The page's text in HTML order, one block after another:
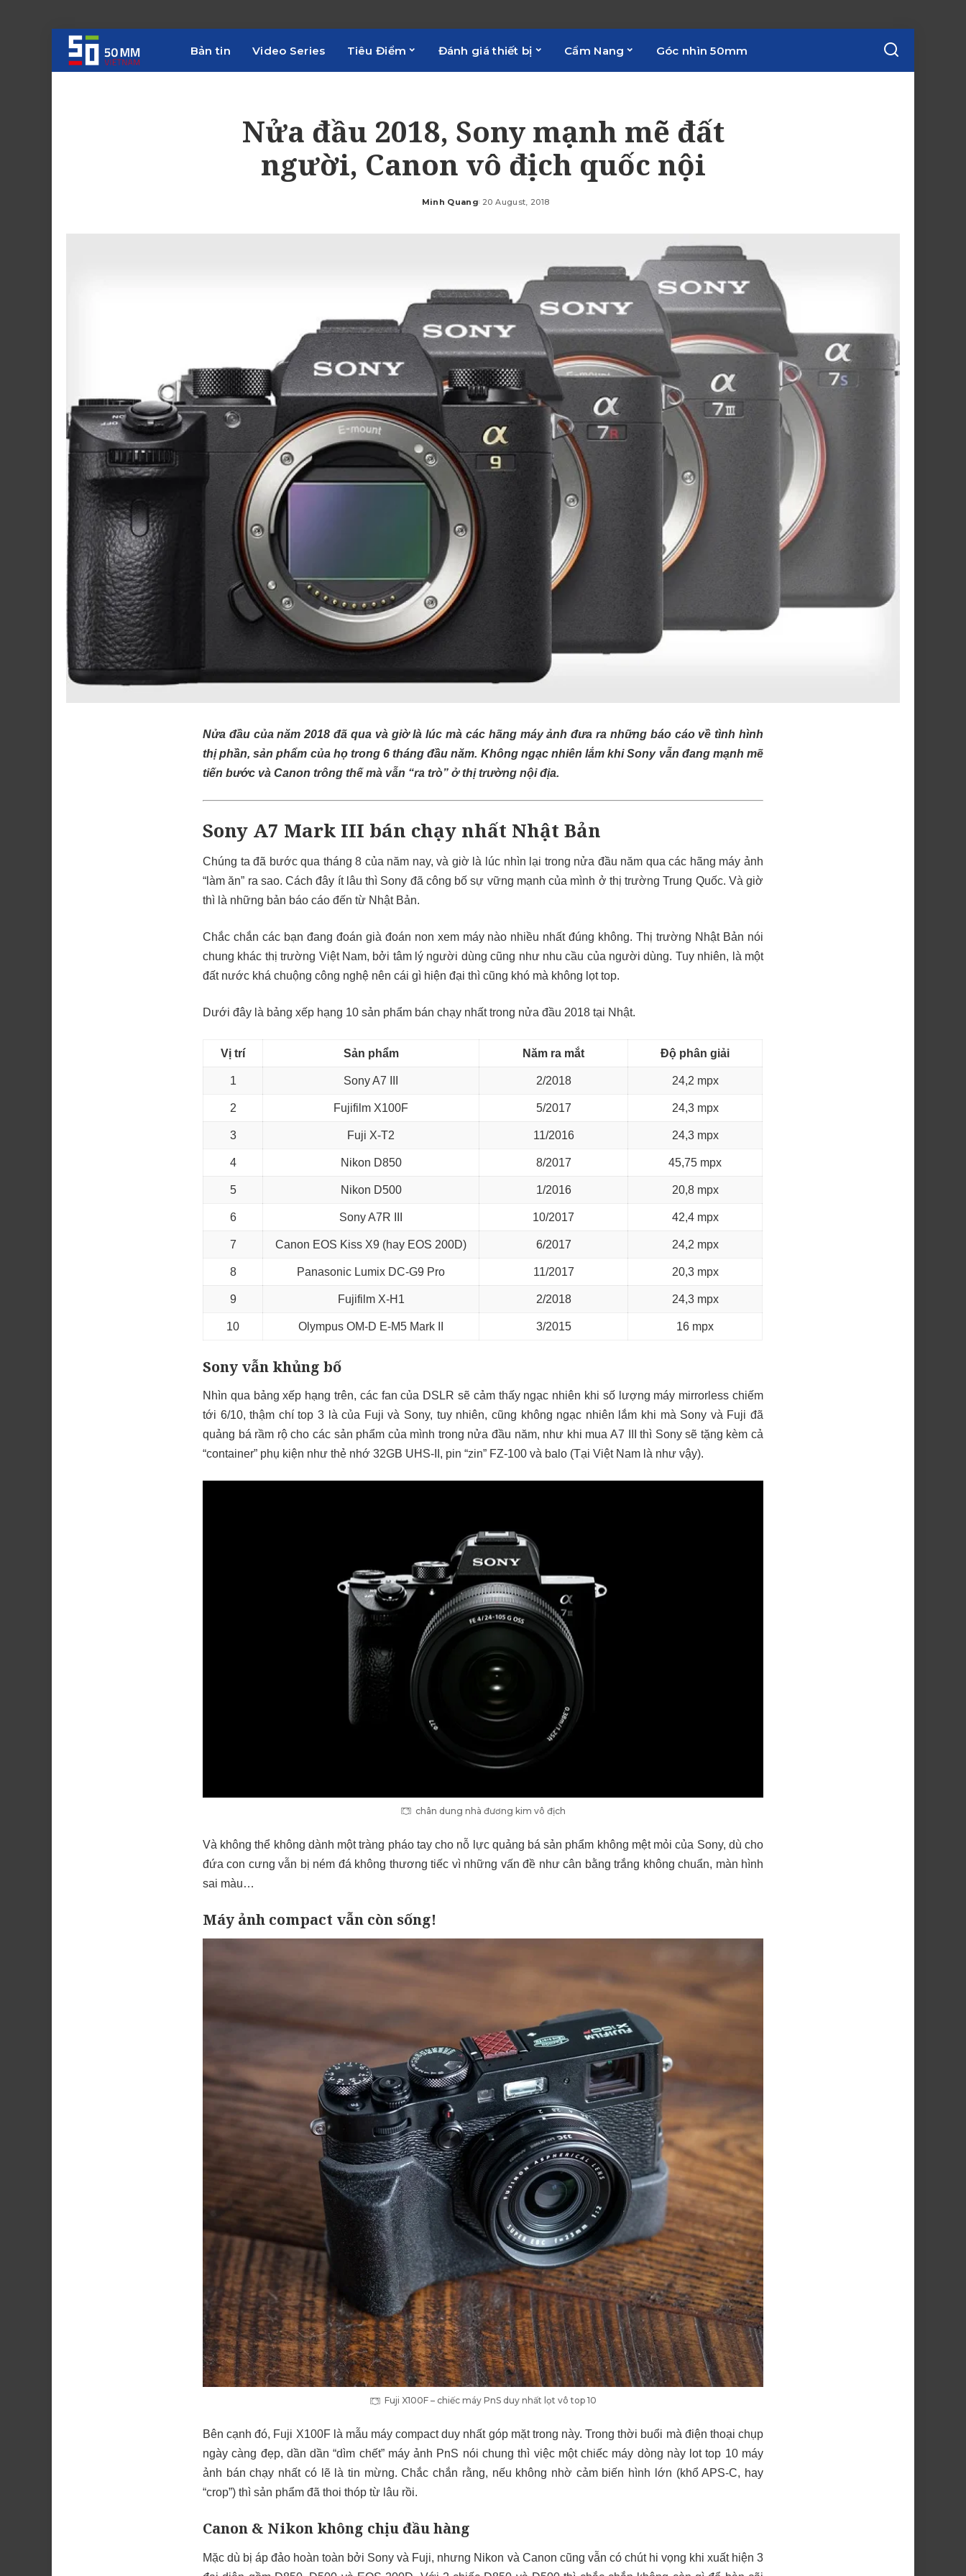
Bản tin Video Series Tiêu Điểm Đánh giá thiết bị Cẩm Nang Góc nhìn 50mm
Nửa đầu 2018, Sony mạnh mẽ đất
người, Canon vô địch quốc nội
Posted
Minh Quang 20 August, 2018
Nửa đầu của năm 2018 đã qua và giờ là lúc mà các hãng máy ảnh đưa ra những báo cáo về tình hình
thị phần, sản phẩm của họ trong 6 tháng đầu năm. Không ngạc nhiên lắm khi Sony vẫn đang mạnh mẽ
tiến bước và Canon trông thế mà vẫn “ra trò” ở thị trường nội địa.
Sony A7 Mark III bán chạy nhất Nhật Bản
Chúng ta đã bước qua tháng 8 của năm nay, và giờ là lúc nhìn lại trong nửa đầu năm qua các hãng máy ảnh
“làm ăn” ra sao. Cách đây ít lâu thì Sony đã công bố sự vững mạnh của mình ở thị trường Trung Quốc. Và giờ
thì là những bản báo cáo đến từ Nhật Bản.
Chắc chắn các bạn đang đoán già đoán non xem máy nào nhiều nhất đúng không. Thị trường Nhật Bản nói
chung khác thị trường Việt Nam, bởi tâm lý người dùng cũng như nhu cầu của người dùng. Tuy nhiên, là một
đất nước khá chuộng công nghệ nên cái gì hiện đại thì cũng khó mà không lọt top.
Dưới đây là bảng xếp hạng 10 sản phẩm bán chạy nhất trong nửa đầu 2018 tại Nhật.
Vị trí Sản phẩm Năm ra mắt Độ phân giải
1 Sony A7 III 2/2018 24,2 mpx
2 Fujifilm X100F 5/2017 24,3 mpx
3 Fuji X-T2 11/2016 24,3 mpx
4 Nikon D850 8/2017 45,75 mpx
5 Nikon D500 1/2016 20,8 mpx
6 Sony A7R III 10/2017 42,4 mpx
7 Canon EOS Kiss X9 (hay EOS 200D) 6/2017 24,2 mpx
8 Panasonic Lumix DC-G9 Pro 11/2017 20,3 mpx
9 Fujifilm X-H1 2/2018 24,3 mpx
10 Olympus OM-D E-M5 Mark II 3/2015 16 mpx
Sony vẫn khủng bố
Nhìn qua bảng xếp hạng trên, các fan của DSLR sẽ cảm thấy ngạc nhiên khi số lượng máy mirrorless chiếm
tới 6/10, thậm chí top 3 là của Fuji và Sony, tuy nhiên, cũng không ngạc nhiên lắm khi mà Sony và Fuji đã
quảng bá rầm rộ cho các sản phẩm của mình trong nửa đầu năm, như khi mua A7 III thì Sony sẽ tặng kèm cả
“container” phụ kiện như thẻ nhớ 32GB UHS-II, pin “zin” FZ-100 và balo (Tại Việt Nam là như vậy).
chân dung nhà đương kim vô địch
Và không thể không dành một tràng pháo tay cho nỗ lực quảng bá sản phẩm không mệt mỏi của Sony, dù cho
đứa con cưng vẫn bị ném đá không thương tiếc vì những vấn đề như cân bằng trắng không chuẩn, màn hình
sai màu…
Máy ảnh compact vẫn còn sống!
Fuji X100F – chiếc máy PnS duy nhất lọt vô top 10
Bên cạnh đó, Fuji X100F là mẫu máy compact duy nhất góp mặt trong này. Trong thời buổi mà điện thoại chụp
ngày càng đẹp, dần dần “dìm chết” máy ảnh PnS nói chung thì việc một chiếc máy dòng này lot top 10 máy
ảnh bán chạy nhất có lẽ là tin mừng. Chắc chắn rằng, nếu không nhờ cảm biến hình lớn (khổ APS-C, hay
“crop”) thì sản phẩm đã thoi thóp từ lâu rồi.
Canon & Nikon không chịu đầu hàng
Mặc dù bị áp đảo hoàn toàn bởi Sony và Fuji, nhưng Nikon và Canon cũng vẫn có chút hi vọng khi xuất hiện 3